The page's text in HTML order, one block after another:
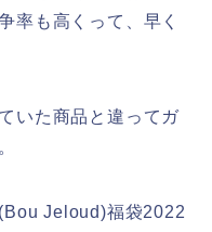
率も高くって、早く
いた商品と違ってガ
Jeloud)福袋2022